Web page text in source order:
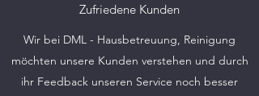
Zufriedene Kunden
Wir bei DML - Hausbetreuung, Reinigung
möchten unsere Kunden verstehen und durch
ihr Feedback unseren Service noch besser